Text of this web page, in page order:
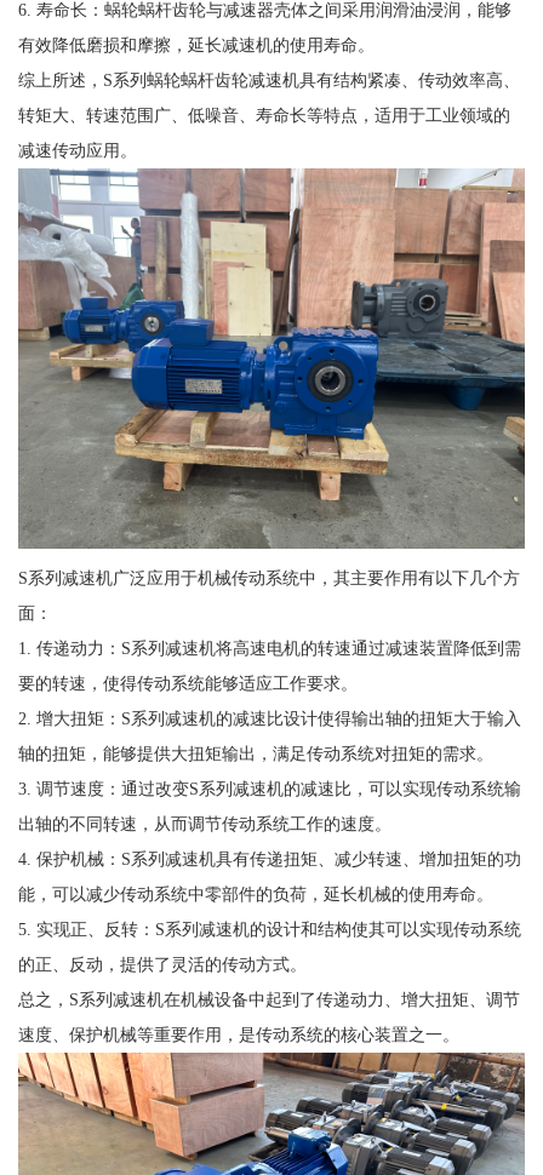
6. 寿命长：蜗轮蜗杆齿轮与减速器壳体之间采用润滑油浸润，能够
有效降低磨损和摩擦，延长减速机的使用寿命。
综上所述，S系列蜗轮蜗杆齿轮减速机具有结构紧凑、传动效率高、
转矩大、转速范围广、低噪音、寿命长等特点，适用于工业领域的
减速传动应用。
S系列减速机广泛应用于机械传动系统中，其主要作用有以下几个方
面：
1. 传递动力：S系列减速机将高速电机的转速通过减速装置降低到需
要的转速，使得传动系统能够适应工作要求。
2. 增大扭矩：S系列减速机的减速比设计使得输出轴的扭矩大于输入
轴的扭矩，能够提供大扭矩输出，满足传动系统对扭矩的需求。
3. 调节速度：通过改变S系列减速机的减速比，可以实现传动系统输
出轴的不同转速，从而调节传动系统工作的速度。
4. 保护机械：S系列减速机具有传递扭矩、减少转速、增加扭矩的功
能，可以减少传动系统中零部件的负荷，延长机械的使用寿命。
5. 实现正、反转：S系列减速机的设计和结构使其可以实现传动系统
的正、反动，提供了灵活的传动方式。
总之，S系列减速机在机械设备中起到了传递动力、增大扭矩、调节
速度、保护机械等重要作用，是传动系统的核心装置之一。